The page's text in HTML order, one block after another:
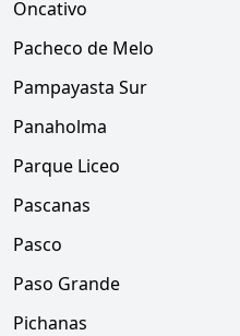
Oncativo
Pacheco de Melo
Pampayasta Sur
Panaholma
Parque Liceo
Pascanas
Pasco
Paso Grande
Pichanas